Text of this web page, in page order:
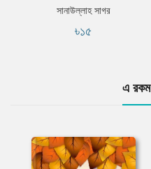
সানাউল্লাহ সাগর
৳১৫
এ